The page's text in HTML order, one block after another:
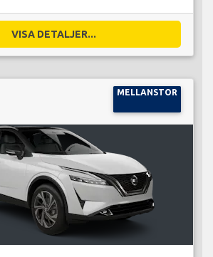
VISA DETALJER...
MELLANSTOR